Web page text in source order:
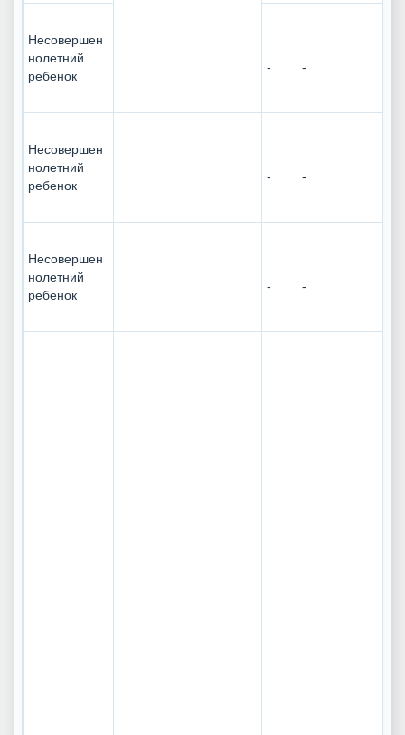
Несовершен
нолетний
ребенок
- -
Несовершен
нолетний
ребенок
- -
Несовершен
нолетний
ребенок
- -